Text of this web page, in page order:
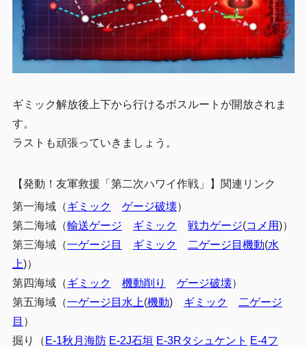
ギミック解放後上下から行けるボスルートが開放されま
す。
ラストも頑張っていきましょう。
【発動！友軍救援「第二次ハワイ作戦」】関連リンク
第一海域（ギミック ゲージ破壊）
第二海域（輸送ゲージ ギミック 戦力ゲージ(コメ用)）
第三海域（一ゲージ目 ギミック 二ゲージ目機動(水
上)）
第四海域（ギミック 機動削り ゲージ破壊）
第五海域（一ゲージ目水上(機動) ギミック
二ゲージ
目 ）
掘り（ E-1秋月海防 E-2J石垣 E-3Rタシュケント E-4フ